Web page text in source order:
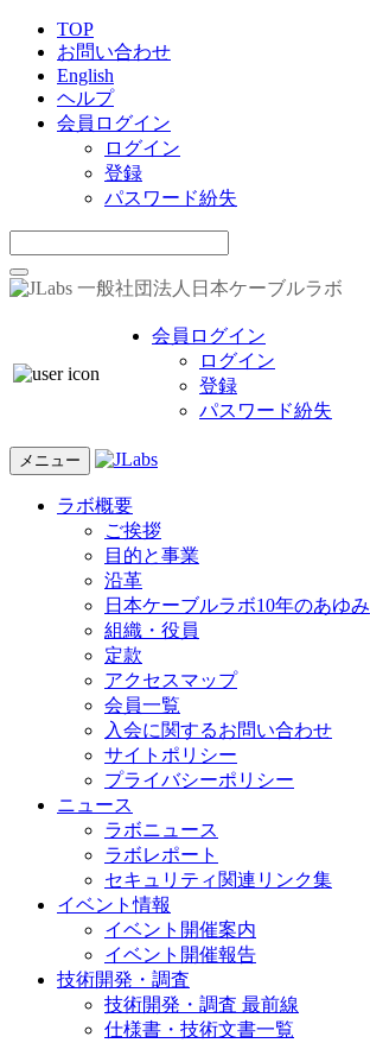
TOP
お問い合わせ
English
ヘルプ
会員ログイン
ログイン
登録
パスワード紛失
一般社団法人日本ケーブルラボ
会員ログイン
ログイン
登録
パスワード紛失
メニュー
ラボ概要
ご挨拶
目的と事業
沿革
日本ケーブルラボ10年のあゆみ
組織・役員
定款
アクセスマップ
会員一覧
入会に関するお問い合わせ
サイトポリシー
プライバシーポリシー
ニュース
ラボニュース
ラボレポート
セキュリティ関連リンク集
イベント情報
イベント開催案内
イベント開催報告
技術開発・調査
技術開発・調査 最前線
仕様書・技術文書一覧